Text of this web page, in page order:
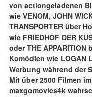
von actiongeladenen
wie VENOM, JOHN
TRANSPORTER über
wie FRIEDHOF DER
oder THE APPARITION
Komödien wie LOGAN
Werbung während der
Mit über 2500 Filmen
maxgomovies4k